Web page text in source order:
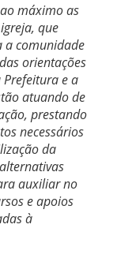
máximo as
que
a comunidade
orientações
e a
atuando de
prestando
necessários
da
auxiliar no
e apoios
à